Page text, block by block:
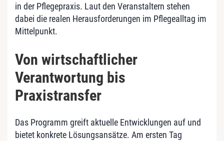
in der Pflegepraxis. Laut den Veranstaltern stehen
dabei die realen Herausforderungen im Pflegealltag im
Mittelpunkt.
Von wirtschaftlicher
Verantwortung bis
Praxistransfer
Das Programm greift aktuelle Entwicklungen auf und
bietet konkrete Lösungsansätze. Am ersten Tag